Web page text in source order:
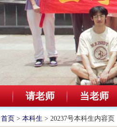
请老师 当老师
首页 > 本科生 > 20237号本科生内容页